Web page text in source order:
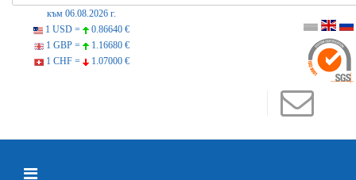
към 06.08.2026 г.
1 USD =
0.86640 €
1 GBP =
1.16680 €
1 CHF =
1.07000 €